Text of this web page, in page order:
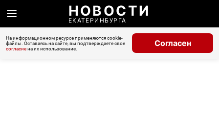
НОВОСТИ
ЕКАТЕРИНБУРГА
На информационном ресурсе применяются cookie-
файлы. Оставаясь на сайте, вы подтверждаете свое
согласиена их использование.
Согласен